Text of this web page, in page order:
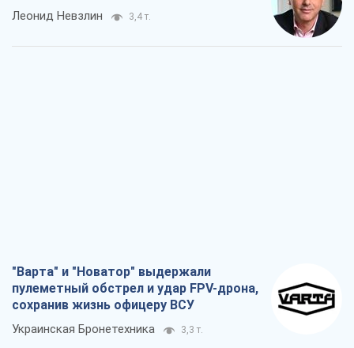
Леонид Невзлин 3,4 т.
"Варта" и "Новатор" выдержали
пулеметный обстрел и удар FPV-дрона,
сохранив жизнь офицеру ВСУ
Украинская Бронетехника 3,3 т.